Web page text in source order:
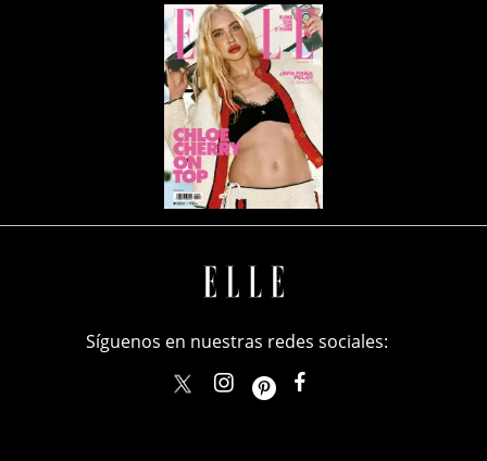
Síguenos en nuestras redes sociales:
elle_mexicoellemexico